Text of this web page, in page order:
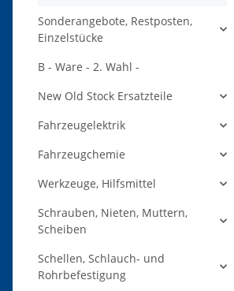
Sonderangebote, Restposten,
Einzelstücke
B - Ware - 2. Wahl -
New Old Stock Ersatzteile
Fahrzeugelektrik
Fahrzeugchemie
Werkzeuge, Hilfsmittel
Schrauben, Nieten, Muttern,
Scheiben
Schellen, Schlauch- und
Rohrbefestigung